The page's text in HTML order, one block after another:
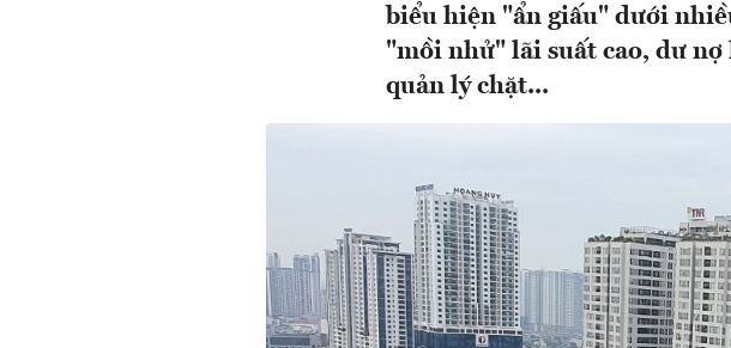
biểu hiện "ẩn giấu" dưới
"mồi nhử" lãi suất cao, dư
quản lý chặt...